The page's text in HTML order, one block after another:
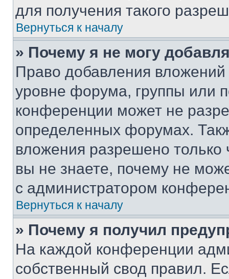
для получения такого
Вернуться к началу
» Почему я не могу
Право добавления
уровне форума, группы или
конференции может не
определенных форумах.
вложения разрешено
вы не знаете, почему не
с администратором
Вернуться к началу
» Почему я получил
На каждой конференции
собственный свод правил.